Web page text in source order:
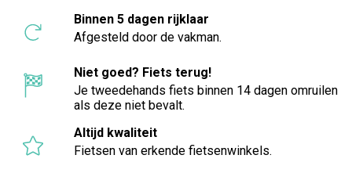
Binnen 5 dagen rijklaar
Afgesteld door de vakman.
Niet goed? Fiets terug!
Je tweedehands fiets binnen 14 dagen omruilen
als deze niet bevalt.
Altijd kwaliteit
Fietsen van erkende fietsenwinkels.